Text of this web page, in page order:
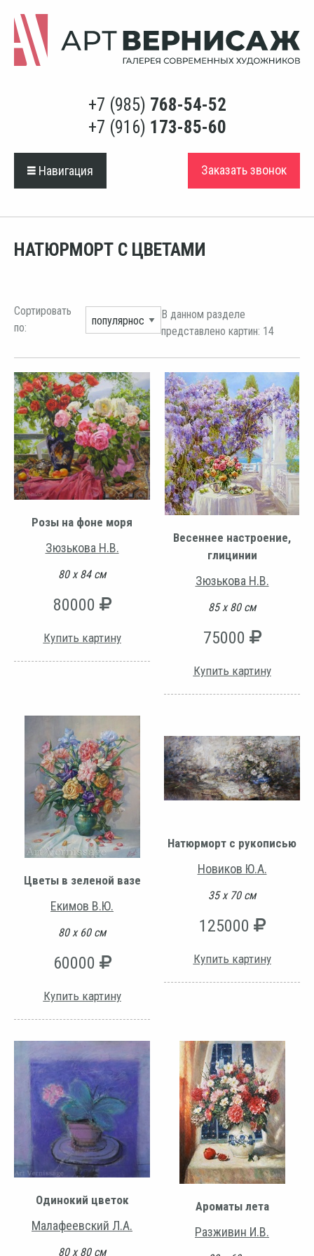
+7 (985) 768-54-52
+7 (916) 173-85-60
Навигация Заказать звонок
НАТЮРМОРТ С ЦВЕТАМИ
Сортировать
по:
В данном разделе
представлено картин: 14
Розы на фоне моря
Зюзькова Н.В.
80 х 84 см
80000
Купить картину
Весеннее настроение,
глицинии
Зюзькова Н.В.
85 х 80 см
75000
Купить картину
Цветы в зеленой вазе
Екимов В.Ю.
80 х 60 см
60000
Купить картину
Натюрморт с рукописью
Новиков Ю.А.
35 х 70 см
125000
Купить картину
Одинокий цветок
Малафеевский Л.А.
80 х 80 см
Ароматы лета
Разживин И.В.